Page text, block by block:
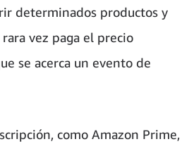
determinados productos y
vez paga el precio
se acerca un evento de
como Amazon Prime,